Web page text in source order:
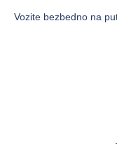
Vozite bezbedno na